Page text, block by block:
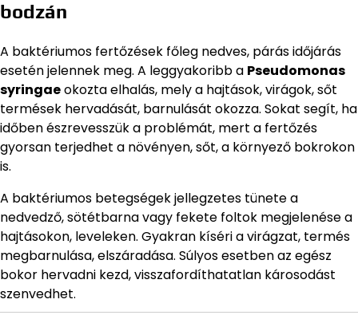
bodzán
A baktériumos fertőzések főleg nedves, párás időjárás
esetén jelennek meg. A leggyakoribb a Pseudomonas
syringaeokozta elhalás, mely a hajtások, virágok, sőt
termések hervadását, barnulását okozza. Sokat segít, ha
időben észrevesszük a problémát, mert a fertőzés
gyorsan terjedhet a növényen, sőt, a környező bokrokon
is.
A baktériumos betegségek jellegzetes tünete a
nedvedző, sötétbarna vagy fekete foltok megjelenése a
hajtásokon, leveleken. Gyakran kíséri a virágzat, termés
megbarnulása, elszáradása. Súlyos esetben az egész
bokor hervadni kezd, visszafordíthatatlan károsodást
szenvedhet.